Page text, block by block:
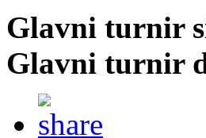
Glavni turnir
Glavni turnir